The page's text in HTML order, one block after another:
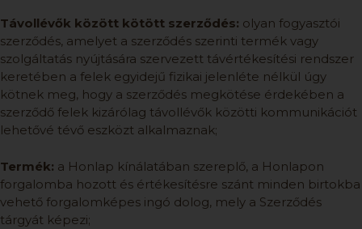
Távollévők között kötött szerződés: olyan fogyasztói
szerződés, amelyet a szerződés szerinti termék vagy
szolgáltatás nyújtására szervezett távértékesítési rendszer
keretében a felek egyidejű fizikai jelenléte nélkül úgy
kötnek meg, hogy a szerződés megkötése érdekében a
szerződő felek kizárólag távollévők közötti kommunikációt
lehetővé tévő eszközt alkalmaznak;
Termék: a Honlap kínálatában szereplő, a Honlapon
forgalomba hozott és értékesítésre szánt minden birtokba
vehető forgalomképes ingó dolog, mely a Szerződés
tárgyát képezi;